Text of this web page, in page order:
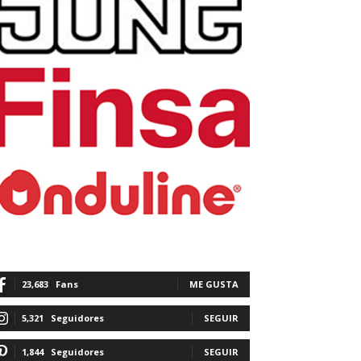
23,683 Fans ME GUSTA
5,321 Seguidores SEGUIR
1,844 Seguidores SEGUIR